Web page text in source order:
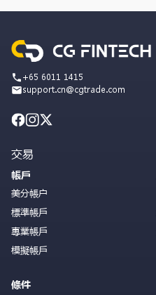
+65 6011 1415
support.cn@cgtrade.com
交易
帳戶
美分帳户
標準帳戶
專業帳戶
模擬帳戶
條件